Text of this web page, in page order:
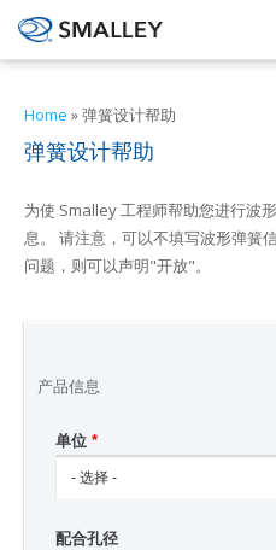
Search form
搜索
Home »弹簧设计帮助
弹簧设计帮助
为使 Smalley 工程师帮助您进行波
息。 请注意，可以不填写波形弹簧
问题，则可以声明"开放"。
产品信息
单位 *
配合孔径